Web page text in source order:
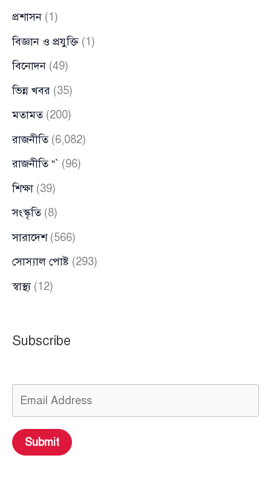
প্রশাসন (1)
বিজ্ঞান ও প্রযুক্তি (1)
বিনোদন (49)
ভিন্ন খবর (35)
মতামত(200)
রাজনীতি(6,082)
রাজনীতি “` (96)
শিক্ষা (39)
সংস্কৃতি(8)
সারাদেশ(566)
সোস্যাল পোষ্ট (293)
স্বাস্থ্য(12)
Subscribe
Submit